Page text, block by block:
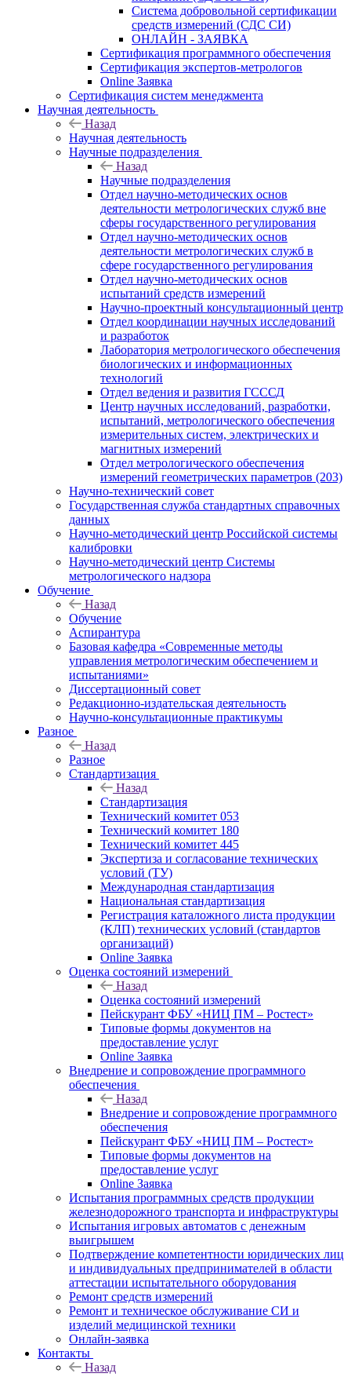
Система добровольной сертификации
средств измерений (СДС СИ)
ОНЛАЙН - ЗАЯВКА
Сертификация программного обеспечения
Сертификация экспертов-метрологов
Online Заявка
Сертификация систем менеджмента
Научная деятельность
Назад
Научная деятельность
Научные подразделения
Назад
Научные подразделения
Отдел научно-методических основ
деятельности метрологических служб вне
сферы государственного регулирования
Отдел научно-методических основ
деятельности метрологических служб в
сфере государственного регулирования
Отдел научно-методических основ
испытаний средств измерений
Научно-проектный консультационный центр
Отдел координации научных исследований
и разработок
Лаборатория метрологического обеспечения
биологических и информационных
технологий
Отдел ведения и развития ГСССД
Центр научных исследований, разработки,
испытаний, метрологического обеспечения
измерительных систем, электрических и
магнитных измерений
Отдел метрологического обеспечения
измерений геометрических параметров (203)
Научно-технический совет
Государственная служба стандартных справочных
данных
Научно-методический центр Российской системы
калибровки
Научно-методический центр Системы
метрологического надзора
Обучение
Назад
Обучение
Аспирантура
Базовая кафедра «Современные методы
управления метрологическим обеспечением и
испытаниями»
Диссертационный совет
Редакционно-издательская деятельность
Научно-консультационные практикумы
Разное
Назад
Разное
Стандартизация
Назад
Стандартизация
Технический комитет 053
Технический комитет 180
Технический комитет 445
Экспертиза и согласование технических
условий (ТУ)
Международная стандартизация
Национальная стандартизация
Регистрация каталожного листа продукции
(КЛП) технических условий (стандартов
организаций)
Online Заявка
Оценка состояний измерений
Назад
Оценка состояний измерений
Пейскурант ФБУ «НИЦ ПМ – Ростест»
Типовые формы документов на
предоставление услуг
Online Заявка
Внедрение и сопровождение программного
обеспечения
Назад
Внедрение и сопровождение программного
обеспечения
Пейскурант ФБУ «НИЦ ПМ – Ростест»
Типовые формы документов на
предоставление услуг
Online Заявка
Испытания программных средств продукции
железнодорожного транспорта и инфраструктуры
Испытания игровых автоматов с денежным
выигрышем
Подтверждение компетентности юридических лиц
и индивидуальных предпринимателей в области
аттестации испытательного оборудования
Ремонт средств измерений
Ремонт и техническое обслуживание СИ и
изделий медицинской техники
Онлайн-заявка
Контакты
Назад